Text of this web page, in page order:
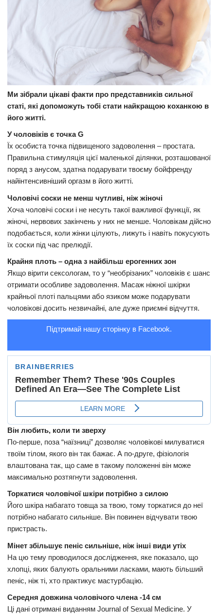
Технології
Привітання
Здоров’я
Події
Кримінал
Трагедії
Курйози
Культура
#Війна
Ми зібрали цікаві факти про представників сильної
статі, які допоможуть тобі стати найкращою коханкою в
його житті.
У чоловіків є точка G
Їх особиста точка підвищеного задоволення – простата.
Правильна стимуляція цієї маленької ділянки, розташованої
поряд з анусом, здатна подарувати твоєму бойфренду
найінтенсивніший оргазм в його житті.
Чоловічі соски не менш чутливі, ніж жіночі
Хоча чоловічі соски і не несуть такої важливої функції, як
жіночі, нервових закінчень у них не менше. Чоловікам дійсно
подобається, коли жінки цілують, лижуть і навіть покусують
їх соски під час прелюдії.
Крайня плоть – одна з найбільш ерогенних зон
Якщо вірити сексологам, то у “необрізаних” чоловіків є шанс
отримати особливе задоволення. Масаж ніжної шкірки
крайньої плоті пальцями або язиком може подарувати
чоловікові досить незвичайні, але дуже приємні відчуття.
Підтримай нашу сторінку в Facebook.
Він любить, коли ти зверху
По-перше, поза “наїзниці” дозволяє чоловікові милуватися
твоїм тілом, якого він так бажає. А по-друге, фізіологія
влаштована так, що саме в такому положенні він може
максимально розтягнути задоволення.
Торкатися чоловічої шкіри потрібно з силою
Його шкіра набагато товща за твою, тому торкатися до неї
потрібно набагато сильніше. Він повинен відчувати твою
пристрасть.
Мінет збільшує пеніс сильніше, ніж інші види утіх
На цю тему проводилося дослідження, яке показало, що
хлопці, яких балують оральними ласками, мають більший
пеніс, ніж ті, хто практикує мастурбацію.
Середня довжина чоловічого члена -14 см
Ці дані отримані виданням Journal of Sexual Medicine. У